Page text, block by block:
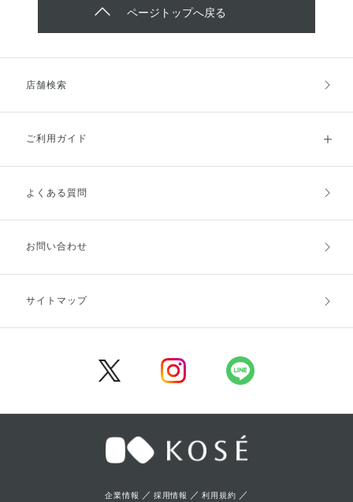
ページトップへ戻る
店舗検索
ご利用ガイド
ご利用ガイドトップ
お支払方法
キャンセル・返品・交換
よくある質問
お問い合わせ
サイトマップ
企業情報 ／ 採用情報 ／利用規約 ／